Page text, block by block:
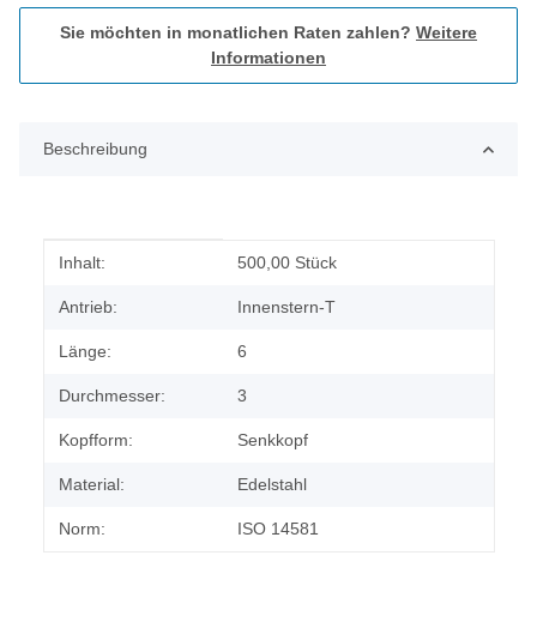
Sie möchten in monatlichen Raten zahlen? Weitere
Informationen
Beschreibung
Produkteigenschaft
Wert
Inhalt: 500,00 Stück
Antrieb: Innenstern-T
Länge: 6
Durchmesser: 3
Kopfform: Senkkopf
Material: Edelstahl
Norm: ISO 14581